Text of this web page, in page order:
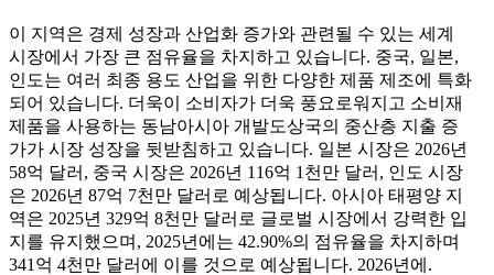
이 지역은 경제 성장과 산업화 증가와 관련될 수 있는 세계
시장에서 가장 큰 점유율을 차지하고 있습니다. 중국, 일본,
인도는 여러 최종 용도 산업을 위한 다양한 제품 제조에 특화
되어 있습니다. 더욱이 소비자가 더욱 풍요로워지고 소비재
제품을 사용하는 동남아시아 개발도상국의 중산층 지출 증
가가 시장 성장을 뒷받침하고 있습니다. 일본 시장은 2026년
58억 달러, 중국 시장은 2026년 116억 1천만 달러, 인도 시장
은 2026년 87억 7천만 달러로 예상됩니다. 아시아 태평양 지
역은 2025년 329억 8천만 달러로 글로벌 시장에서 강력한 입
지를 유지했으며, 2025년에는 42.90%의 점유율을 차지하며
341억 4천만 달러에 이를 것으로 예상됩니다. 2026년에.